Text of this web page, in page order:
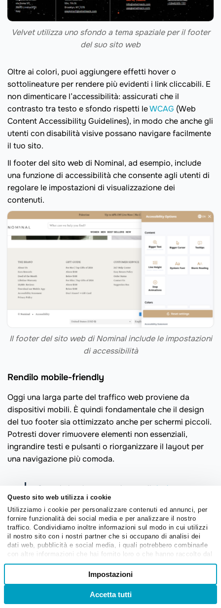
Questo sito web utilizza i cookie
Utilizziamo i cookie per personalizzare contenuti ed annunci, per
fornire funzionalità dei social media e per analizzare il nostro
traffico. Condividiamo inoltre informazioni sul modo in cui utilizzi
il nostro sito con i nostri partner che si occupano di analisi dei
dati web, pubblicità e social media, i quali potrebbero combinarle
con altre informazioni che hai fornito loro o che hanno raccolto dal
tuo utilizzo dei loro servizi.
Selezione
consenso
Preferenze
Impostazioni
Accetta tutti
Velvet utilizza uno sfondo a tema spaziale per il footer
del suo sito web
Oltre ai colori, puoi aggiungere effetti hover o
sottolineature per rendere più evidenti i link cliccabili. E
non dimenticare l’accessibilità: assicurati che il
contrasto tra testo e sfondo rispetti leWCAG (Web
Content Accessibility Guidelines), in modo che anche gli
utenti con disabilità visive possano navigare facilmente
il tuo sito.
Il footer del sito web di Nominal, ad esempio, include
una funzione di accessibilità che consente agli utenti di
regolare le impostazioni di visualizzazione dei
contenuti.
Il footer del sito web di Nominal include le impostazioni
di accessibilità
Rendilo mobile-friendly
Oggi una larga parte del traffico web proviene da
dispositivi mobili. È quindi fondamentale che il design
del tuo footer sia ottimizzato anche per schermi piccoli.
Potresti dover rimuovere elementi non essenziali,
ingrandire testi e pulsanti o riorganizzare il layout per
una navigazione più comoda.
Scopri altre best practice per il design
mobile del sito webnel nostro post
dedicato.
Se usi il website builder di SendPulse, il tuo sito web —
incluso il footer — sarà automaticamente reattivo e
ottimizzato per smartphone e tablet. Inoltre, puoi
visualizzare in anteprima come apparirà ogni elemento